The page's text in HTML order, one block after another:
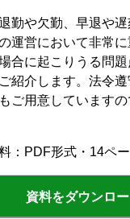
勤や欠勤、早退や
運営において非常
合に起こりうる問
紹介します。法令
ご用意しています
：PDF形式・14ペ
資料をダウンロ